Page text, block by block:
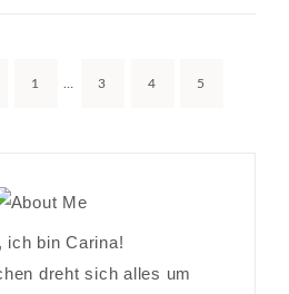
1 3 4 5
ich bin Carina!
dreht sich alles um